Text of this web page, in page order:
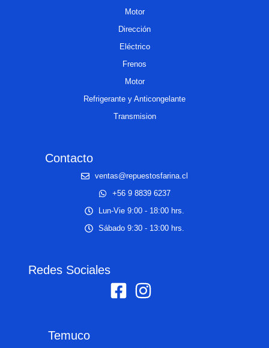
Motor
Dirección
Eléctrico
Frenos
Motor
Refrigerante y Anticongelante
Transmision
Contacto
ventas@repuestosfarina.cl
+56 9 8839 6237
Lun-Vie 9:00 - 18:00 hrs.
Sábado 9:30 - 13:00 hrs.
Redes Sociales
Temuco